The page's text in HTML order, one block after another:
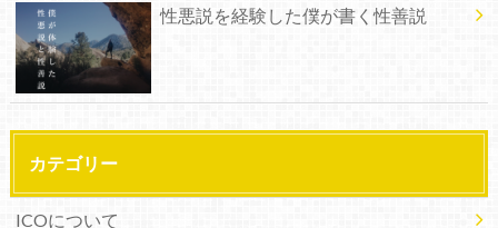
性悪説を経験した僕が書く性善説
カテゴリー
ICOについて